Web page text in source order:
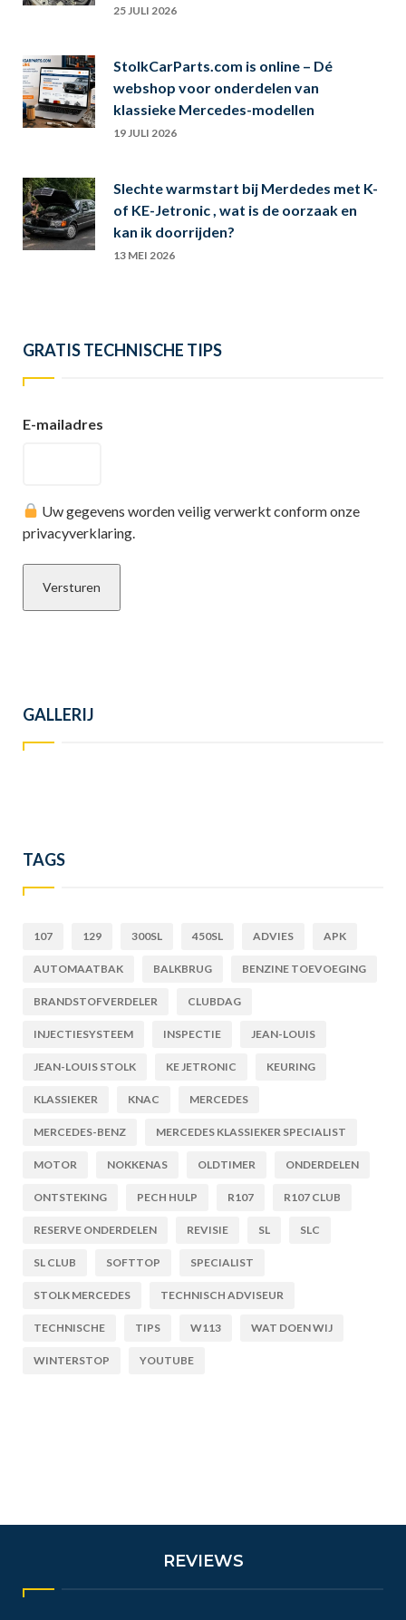
25 JULI 2026
StolkCarParts.com is online – Dé
webshop voor onderdelen van
klassieke Mercedes-modellen
19 JULI 2026
Slechte warmstart bij Merdedes met K-
of KE-Jetronic , wat is de oorzaak en
kan ik doorrijden?
13 MEI 2026
GRATIS TECHNISCHE TIPS
E-mailadres
Uw gegevens worden veilig verwerkt conform onze
privacyverklaring.
GALLERIJ
TAGS
107 129 300SL 450SL ADVIES APK
AUTOMAATBAK BALKBRUG BENZINE TOEVOEGING
BRANDSTOFVERDELER CLUBDAG
INJECTIESYSTEEM INSPECTIE JEAN-LOUIS
JEAN-LOUIS STOLK KE JETRONIC KEURING
KLASSIEKER KNAC MERCEDES
MERCEDES-BENZ MERCEDES KLASSIEKER SPECIALIST
MOTOR NOKKENAS OLDTIMER ONDERDELEN
ONTSTEKING PECH HULP R107 R107 CLUB
RESERVE ONDERDELEN REVISIE SL SLC
SL CLUB SOFTTOP SPECIALIST
STOLK MERCEDES TECHNISCH ADVISEUR
TECHNISCHE TIPS W113 WAT DOEN WIJ
WINTERSTOP YOUTUBE
REVIEWS